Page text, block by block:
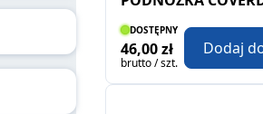
DOSTĘPNY
46,00 zł
brutto / szt.
Dodaj